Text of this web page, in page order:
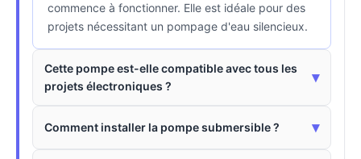
commence à fonctionner. Elle est idéale pour des
projets nécessitant un pompage d'eau silencieux.
Cette pompe est-elle compatible avec tous les
projets électroniques ?
▾
Comment installer la pompe submersible ? ▾